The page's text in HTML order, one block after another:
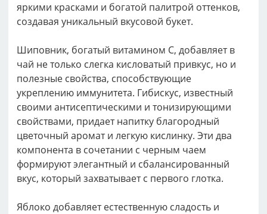
яркими красками и богатой палитрой оттенков,
создавая уникальный вкусовой букет.
Шиповник, богатый витамином С, добавляет в
чай не только слегка кисловатый привкус, но и
полезные свойства, способствующие
укреплению иммунитета. Гибискус, известный
своими антисептическими и тонизирующими
свойствами, придает напитку благородный
цветочный аромат и легкую кислинку. Эти два
компонента в сочетании с черным чаем
формируют элегантный и сбалансированный
вкус, который захватывает с первого глотка.
Яблоко добавляет естественную сладость и